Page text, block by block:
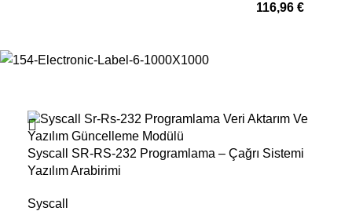
116,96 €
Syscall SR-RS-232 Programlama – Çağrı Sistemi
Yazılım Arabirimi
Syscall